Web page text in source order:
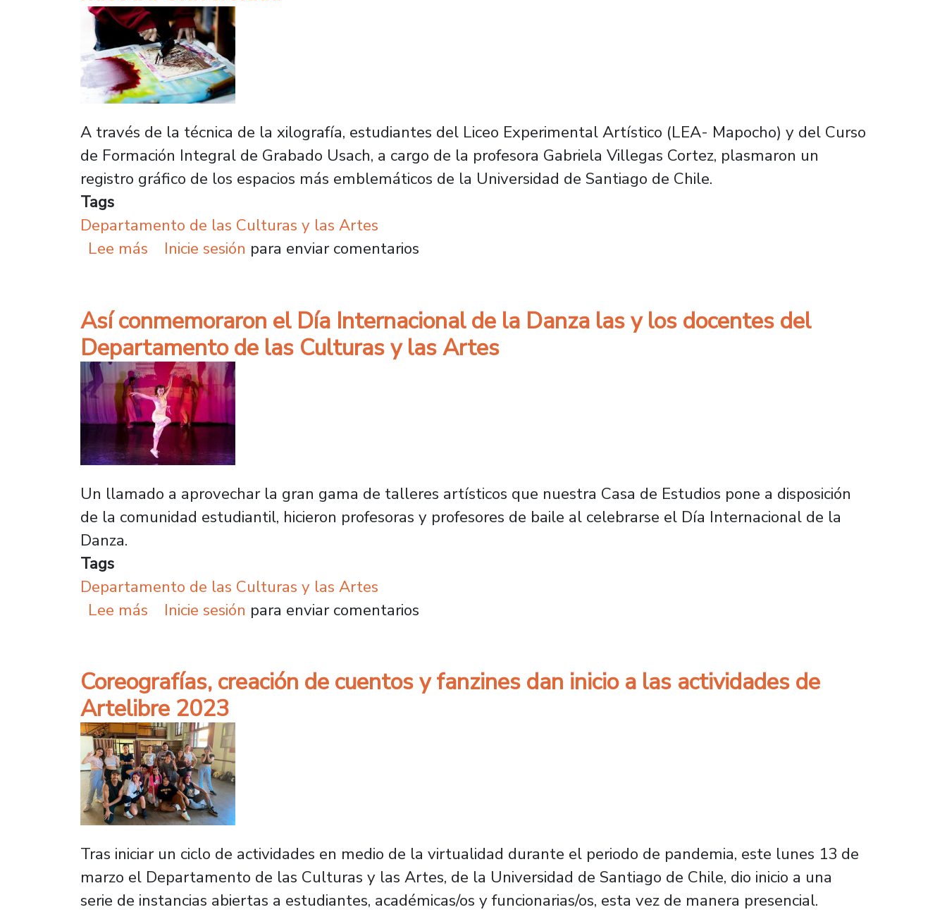
A través de la técnica de la xilografía, estudiantes del Liceo Experimental Artístico (LEA- Mapocho) y del Curso
de Formación Integral de Grabado Usach, a cargo de la profesora Gabriela Villegas Cortez, plasmaron un
registro gráfico de los espacios más emblemáticos de la Universidad de Santiago de Chile.
Tags
Departamento de las Culturas y las Artes
Lee más sobre Con técnica de xilografía: Estudiantes reproducen imágenes patrimoniales de nuestra Universidad
Inicie sesión para enviar comentarios
Así conmemoraron el Día Internacional de la Danza las y los docentes del
Departamento de las Culturas y las Artes
Un llamado a aprovechar la gran gama de talleres artísticos que nuestra Casa de Estudios pone a disposición
de la comunidad estudiantil, hicieron profesoras y profesores de baile al celebrarse el Día Internacional de la
Danza.
Tags
Departamento de las Culturas y las Artes
Lee más sobre Así conmemoraron el Día Internacional de la Danza las y los docentes del Departamento de las Culturas
Inicie sesión para enviar comentarios
Coreografías, creación de cuentos y fanzines dan inicio a las actividades de
Artelibre 2023
Tras iniciar un ciclo de actividades en medio de la virtualidad durante el periodo de pandemia, este lunes 13 de
marzo el Departamento de las Culturas y las Artes, de la Universidad de Santiago de Chile, dio inicio a una
serie de instancias abiertas a estudiantes, académicas/os y funcionarias/os, esta vez de manera presencial.